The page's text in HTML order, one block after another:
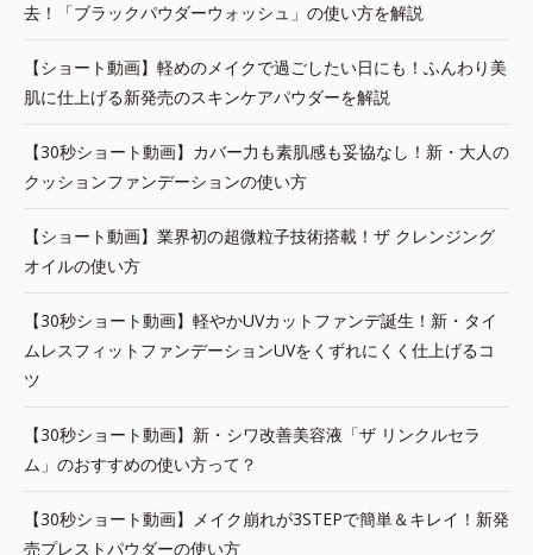
去！「ブラックパウダーウォッシュ」の使い方を解説
【ショート動画】軽めのメイクで過ごしたい日にも！ふんわり美
肌に仕上げる新発売のスキンケアパウダーを解説
【30秒ショート動画】カバー力も素肌感も妥協なし！新・大人の
クッションファンデーションの使い方
【ショート動画】業界初の超微粒子技術搭載！ザ クレンジング
オイルの使い方
【30秒ショート動画】軽やかUVカットファンデ誕生！新・タイ
ムレスフィットファンデーションUVをくずれにくく仕上げるコ
ツ
【30秒ショート動画】新・シワ改善美容液「ザ リンクルセラ
ム」のおすすめの使い方って？
【30秒ショート動画】メイク崩れが3STEPで簡単＆キレイ！新発
売プレストパウダーの使い方